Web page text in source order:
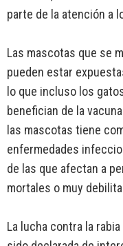
parte de la atención a
Las mascotas que se
pueden estar
lo que incluso los
benefician de la
las mascotas tiene
enfermedades
de las que afectan a
mortales o muy
La lucha contra la